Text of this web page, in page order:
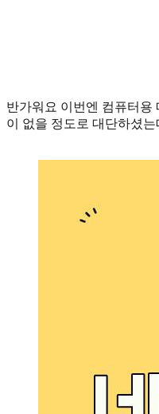
반가워요 이번엔 컴퓨터용
이 없을 정도로 대단하셨